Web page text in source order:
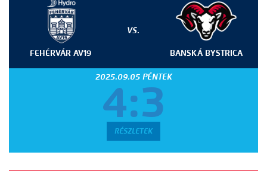
FEHÉRVÁR AV19
VS.
BANSKÁ BYSTRICA
2025.09.05 PÉNTEK
4:3
RÉSZLETEK